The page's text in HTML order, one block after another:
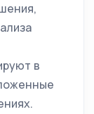
в